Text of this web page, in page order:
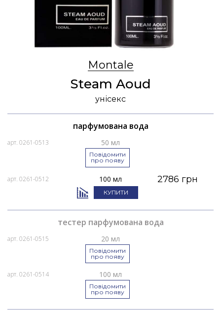
Montale
Steam Aoud
унісекс
парфумована вода
арт. 0261-0513 50 мл
Повідомити
про появу
арт. 0261-0512 100 мл 2786 грн
КУПИТИ
тестер парфумована вода
арт. 0261-0515 20 мл
Повідомити
про появу
арт. 0261-0514 100 мл
Повідомити
про появу